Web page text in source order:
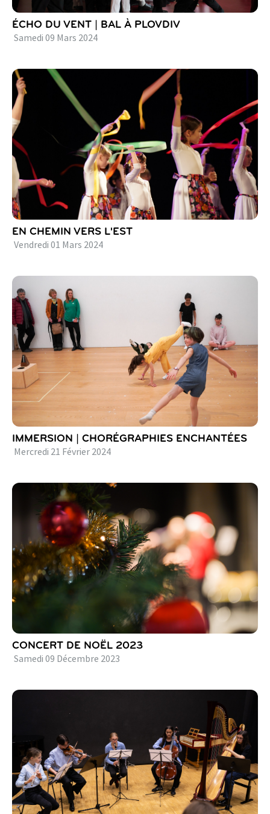
ÉCHO DU VENT | BAL À PLOVDIV
Samedi 09 Mars 2024
EN CHEMIN VERS L'EST
Vendredi 01 Mars 2024
IMMERSION | CHORÉGRAPHIES ENCHANTÉES
Mercredi 21 Février 2024
CONCERT DE NOËL 2023
Samedi 09 Décembre 2023